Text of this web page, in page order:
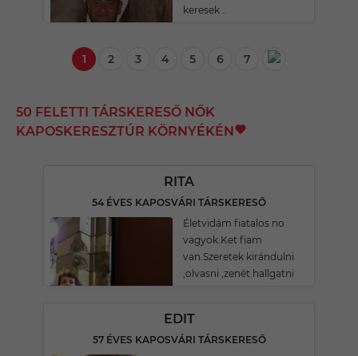
keresek ..
1 2 3 4 5 6 7
50 FELETTI TÁRSKERESŐ NŐK
KAPOSKERESZTÚR KÖRNYÉKÉN
RITA
54 ÉVES KAPOSVÁRI TÁRSKERESŐ
Életvidám fiatalos no
vagyok.Ket fiam
van.Szeretek kirándulni
,olvasni ,zenét hallgatni
EDIT
57 ÉVES KAPOSVÁRI TÁRSKERESŐ